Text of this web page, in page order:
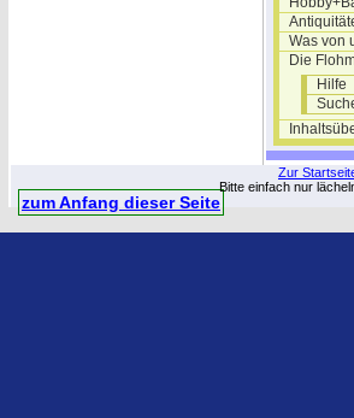
Was von
Die
Hilfe
Zur
Bitte einfach nur
zum Anfang dieser Seite